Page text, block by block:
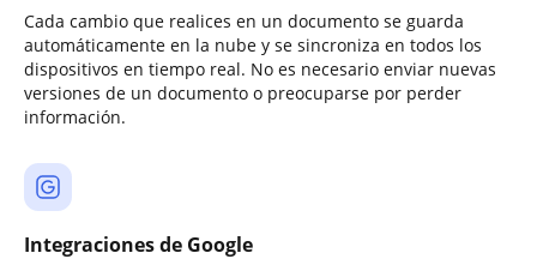
Cada cambio que realices en un documento se guarda
automáticamente en la nube y se sincroniza en todos los
dispositivos en tiempo real. No es necesario enviar nuevas
versiones de un documento o preocuparse por perder
información.
Integraciones de Google